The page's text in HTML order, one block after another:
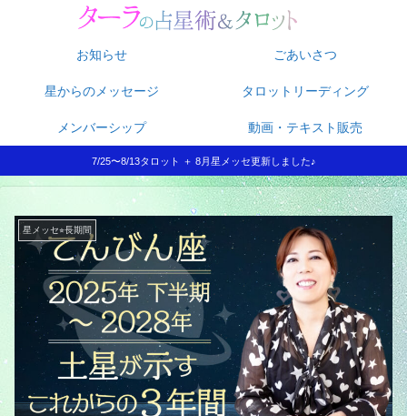
お知らせ ごあいさつ
星からのメッセージ タロットリーディング
メンバーシップ 動画・テキスト販売
7/25〜8/13タロット ＋ 8月星メッセ更新しました♪
星メッセ⭐︎長期間